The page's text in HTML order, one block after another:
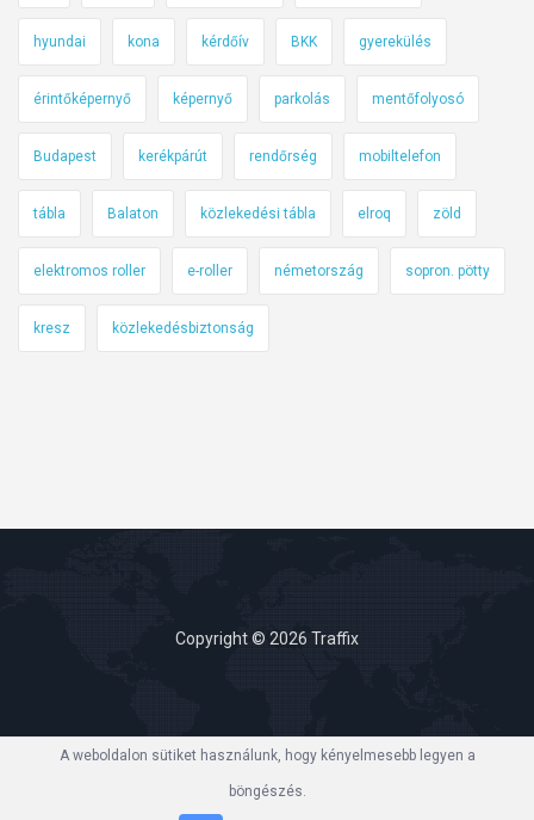
hyundai kona kérdőív BKK gyerekülés
érintőképernyő képernyő parkolás mentőfolyosó
Budapest kerékpárút rendőrség mobiltelefon
tábla Balaton közlekedési tábla elroq zöld
elektromos roller e-roller németország sopron. pötty
kresz közlekedésbiztonság
Copyright © 2026 Traffix
A weboldalon sütiket használunk, hogy kényelmesebb legyen a
böngészés.